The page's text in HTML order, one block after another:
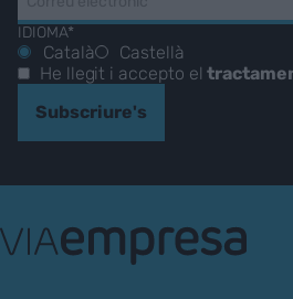
IDIOMA*
Català
Castellà
He llegit i accepto el
Subscriure's